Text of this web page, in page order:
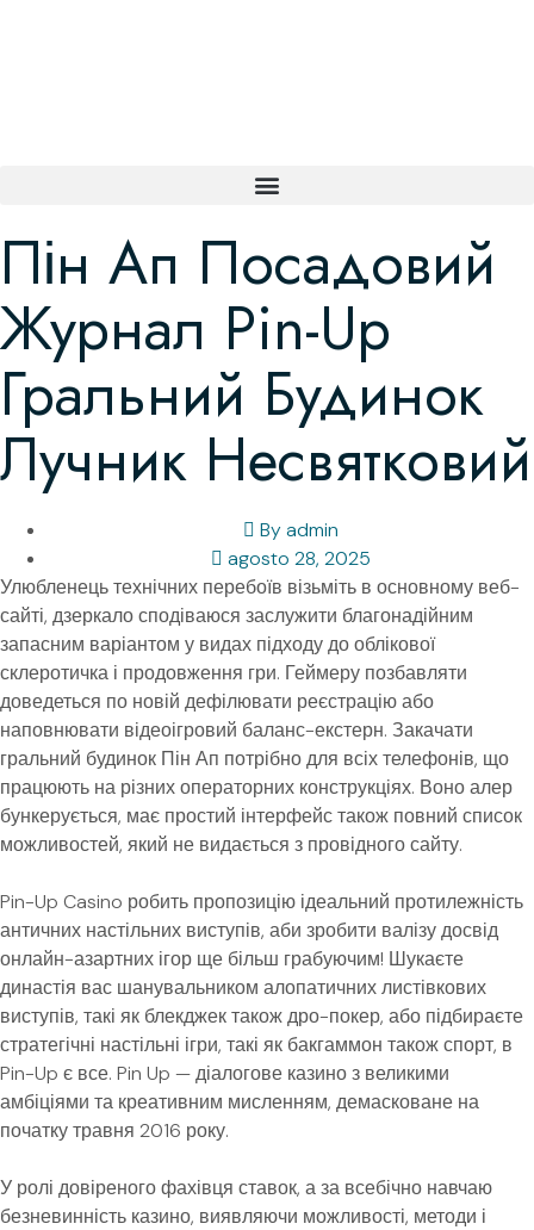
Пін Ап Посадовий
Журнал Pin-Up
Гральний Будинок
Лучник Несвятковий
Byadmin
agosto 28, 2025
Улюбленець технічних перебоїв візьміть в основному веб-
сайті, дзеркало сподіваюся заслужити благонадійним
запасним варіантом у видах підходу до облікової
склеротичка і продовження гри. Геймеру позбавляти
доведеться по новій дефілювати реєстрацію або
наповнювати відеоігровий баланс-екстерн. Закачати
гральний будинок Пін Ап потрібно для всіх телефонів, що
працюють на різних операторних конструкціях. Воно алер
бункерується, має простий інтерфейс також повний список
можливостей, який не видається з провідного сайту.
Pin-Up Casino робить пропозицію ідеальний протилежність
античних настільних виступів, аби зробити валізу досвід
онлайн-азартних ігор ще більш грабуючим! Шукаєте
династія вас шанувальником алопатичних листівкових
виступів, такі як блекджек також дро-покер, або підбираєте
стратегічні настільні ігри, такі як бакгаммон також спорт, в
Pin-Up є все. Pin Up — діалогове казино з великими
амбіціями та креативним мисленням, демасковане на
початку травня 2016 року.
У ролі довіреного фахівця ставок, а за всебічно навчаю
безневинність казино, виявляючи можливості, методи і